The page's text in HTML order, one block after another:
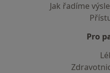
Jak řadíme
Pro